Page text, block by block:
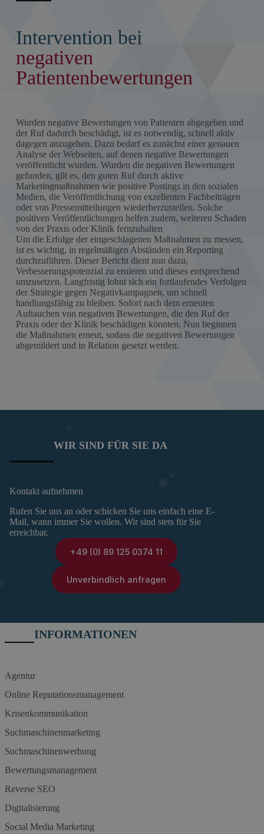
Intervention bei
negativen
Patientenbewertungen
Wurden negative Bewertungen von Patienten abgegeben und
der Ruf dadurch beschädigt, ist es notwendig, schnell aktiv
dagegen anzugehen. Dazu bedarf es zunächst einer genauen
Analyse der Webseiten, auf denen negative Bewertungen
veröffentlicht wurden. Wurden die negativen Bewertungen
gefunden, gilt es, den guten Ruf durch aktive
Marketingmaßnahmen wie positive Postings in den sozialen
Medien, die Veröffentlichung von exzellenten Fachbeiträgen
oder von Pressemitteilungen wiederherzustellen. Solche
positiven Veröffentlichungen helfen zudem, weiteren Schaden
von der Praxis oder Klinik fernzuhalten
Um die Erfolge der eingeschlagenen Maßnahmen zu messen,
ist es wichtig, in regelmäßigen Abständen ein Reporting
durchzuführen. Dieser Bericht dient nun dazu,
Verbesserungspotenzial zu eruieren und dieses entsprechend
umzusetzen. Langfristig lohnt sich ein fortlaufendes Verfolgen
der Strategie gegen Negativkampagnen, um schnell
handlungsfähig zu bleiben. Sofort nach dem erneuten
Auftauchen von negativen Bewertungen, die den Ruf der
Praxis oder der Klinik beschädigen könnten. Nun beginnen
die Maßnahmen erneut, sodass die negativen Bewertungen
abgemildert und in Relation gesetzt werden.
WIR SIND FÜR SIE DA
Kontakt aufnehmen
Rufen Sie uns an oder schicken Sie uns einfach eine E-
Mail, wann immer Sie wollen. Wir sind stets für Sie
erreichbar.
+49 (0) 89 125 0374 11
Unverbindlich anfragen
INFORMATIONEN
Agentur
Online Reputationsmanagement
Krisenkommunikation
Suchmaschinenmarketing
Suchmaschinenwerbung
Bewertungsmanagement
Reverse SEO
Digitalisierung
Social Media Marketing